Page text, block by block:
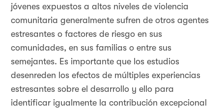
jóvenes expuestos a altos niveles de violencia
comunitaria generalmente sufren de otros agentes
estresantes o factores de riesgo en sus
comunidades, en sus familias o entre sus
semejantes. Es importante que los estudios
desenreden los efectos de múltiples experiencias
estresantes sobre el desarrollo y ello para
identificar igualmente la contribución excepcional